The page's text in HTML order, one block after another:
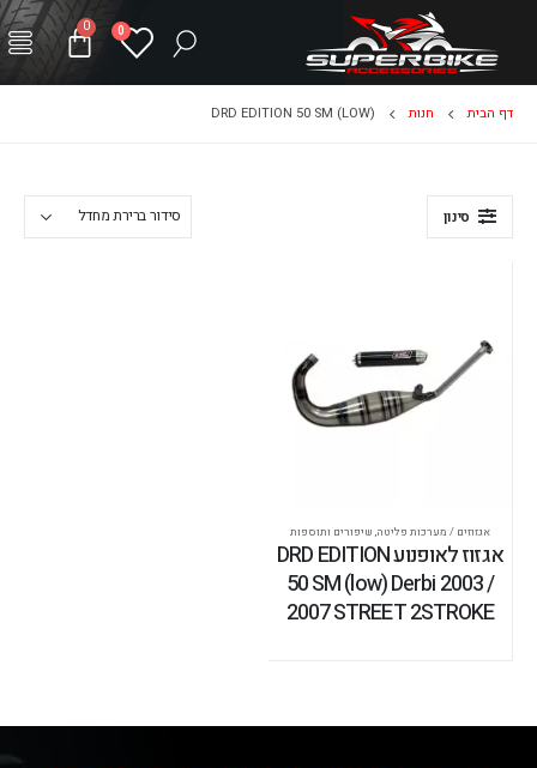
0
0
דף הבית חנות DRD EDITION 50 SM (LOW)
סינון
אגזוזים / מערכות פליטה, שיפורים ותוספות
אגזוז לאופנוע DRD EDITION
50 SM (low) Derbi 2003 /
2007 STREET 2STROKE